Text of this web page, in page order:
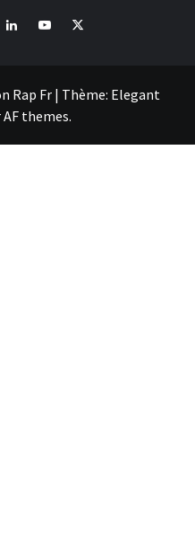
LinkedInYoutube
X
Rap Fr | Thème: Elegant
AF themes.